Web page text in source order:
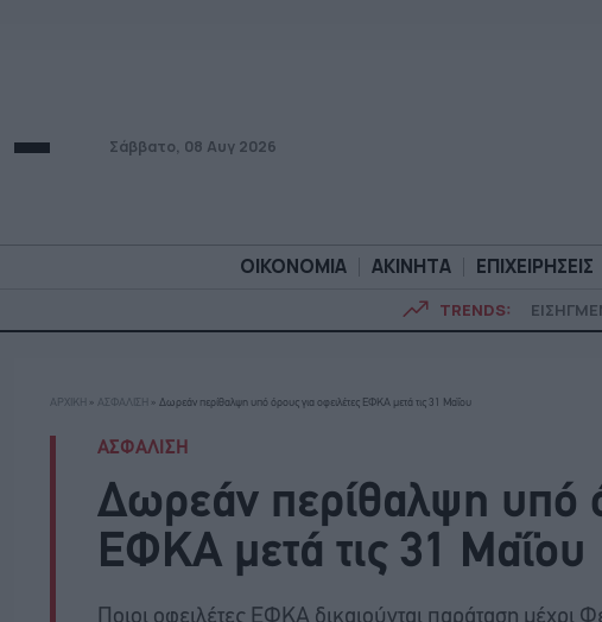
Σάββατο, 08 Αυγ 2026
ΟΙΚΟΝΟΜΙΑ ΑΚΙΝΗΤΑ ΕΠΙΧΕΙΡΗΣΕΙΣ
TRENDS:
ΟΙΚΟΝΟΜΙΑ
ΑΡΧΙΚΗ » ΑΣΦΑΛΙΣΗ » Δωρεάν περίθαλψη υπό όρους για οφειλέτες ΕΦΚΑ μετά τις 31 Μαΐου
ΑΣΦΑΛΙΣΗ
Δωρεάν περίθαλψη υπό
ΕΦΚΑ μετά τις 31 Μαΐου
Ποιοι οφειλέτες ΕΦΚΑ δικαιούνται παράταση